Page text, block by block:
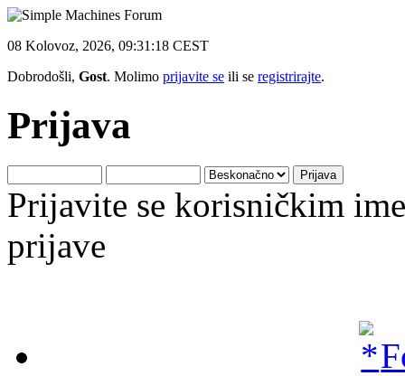
08 Kolovoz, 2026, 09:31:18 CEST
Dobrodošli, Gost. Molimo prijavite se ili se registrirajte.
Prijava
Prijavite se korisničkim
prijave